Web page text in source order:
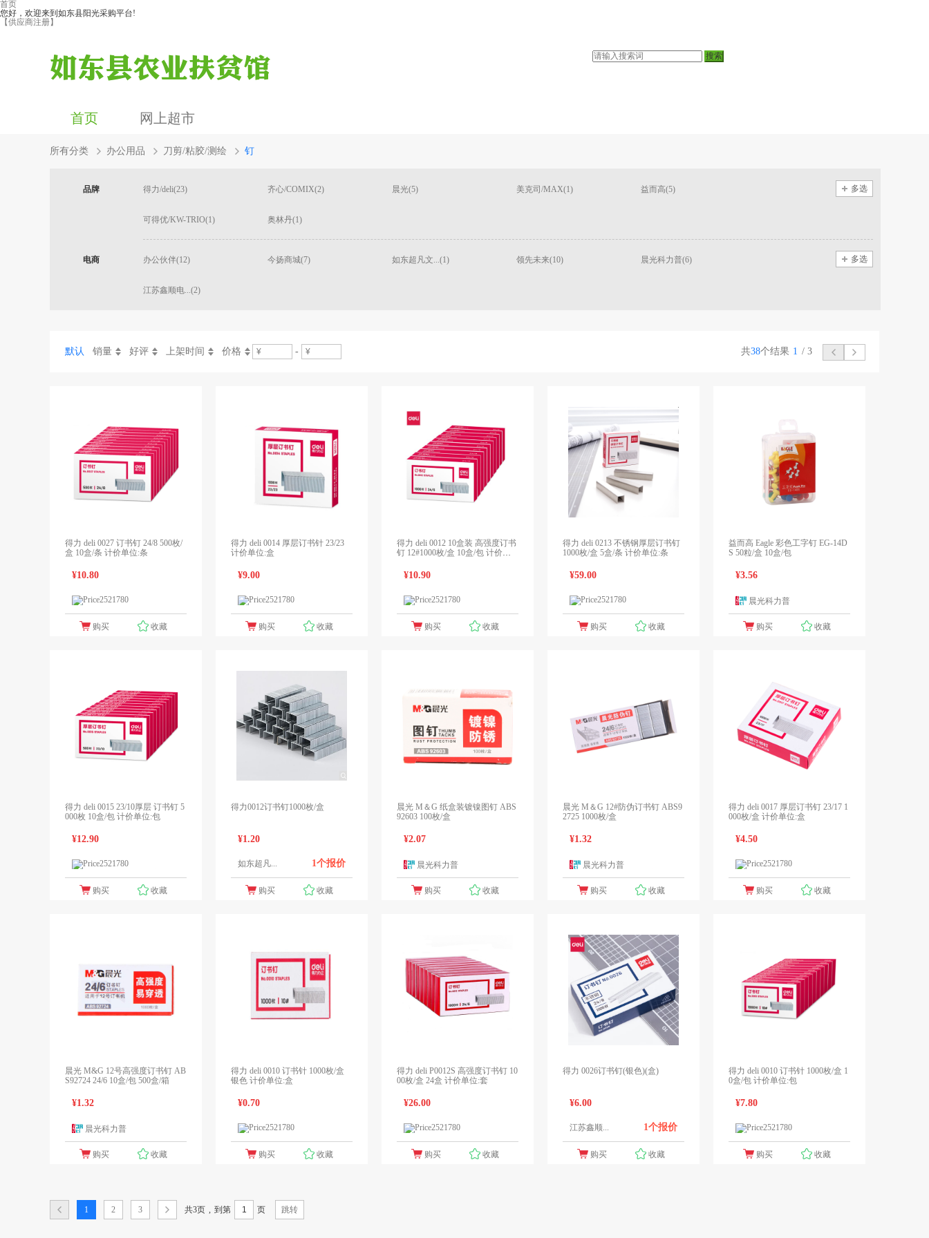
首页
您好，欢迎来到如东县阳光采购平台!
【供应商注册】
首页 网上超市
所有分类 办公用品 刀剪/粘胶/测绘 钉
品牌 多选
得力/deli(23) 齐心/COMIX(2) 晨光(5) 美克司/MAX(1) 益而高(5)
可得优/KW-TRIO(1) 奥林丹(1)
电商 多选
办公伙伴(12) 今扬商城(7) 如东超凡文...(1) 领先未来(10) 晨光科力普(6)
江苏鑫顺电...(2)
默认 销量 好评 上架时间 价格 - 共38个结果 1 / 3
得力 deli 0027 订书钉 24/8 500枚/
盒 10盒/条 计价单位:条
¥10.80
购买 收藏
得力 deli 0014 厚层订书针 23/23
计价单位:盒
¥9.00
购买 收藏
得力 deli 0012 10盒装 高强度订书
钉 12#1000枚/盒 10盒/包 计价单
¥10.90
购买 收藏
得力 deli 0213 不锈钢厚层订书钉
1000枚/盒 5盒/条 计价单位:条
¥59.00
购买 收藏
益而高 Eagle 彩色工字钉 EG-14D
S 50粒/盒 10盒/包
¥3.56
晨光科力普
购买 收藏
得力 deli 0015 23/10厚层 订书钉 5
000枚 10盒/包 计价单位:包
¥12.90
购买 收藏
得力0012订书钉1000枚/盒
¥1.20
如东超凡... 1个报价
购买 收藏
晨光 M＆G 纸盒装镀镍图钉 ABS
92603 100枚/盒
¥2.07
晨光科力普
购买 收藏
晨光 M＆G 12#防伪订书钉 ABS9
2725 1000枚/盒
¥1.32
晨光科力普
购买 收藏
得力 deli 0017 厚层订书钉 23/17 1
000枚/盒 计价单位:盒
¥4.50
购买 收藏
晨光 M&G 12号高强度订书钉 AB
S92724 24/6 10盒/包 500盒/箱
¥1.32
晨光科力普
购买 收藏
得力 deli 0010 订书针 1000枚/盒
银色 计价单位:盒
¥0.70
购买 收藏
得力 deli P0012S 高强度订书钉 10
00枚/盒 24盒 计价单位:套
¥26.00
购买 收藏
得力 0026订书钉(银色)(盒)
¥6.00
江苏鑫顺... 1个报价
购买 收藏
得力 deli 0010 订书针 1000枚/盒 1
0盒/包 计价单位:包
¥7.80
购买 收藏
1 2 3 共3页 到第 页 跳转